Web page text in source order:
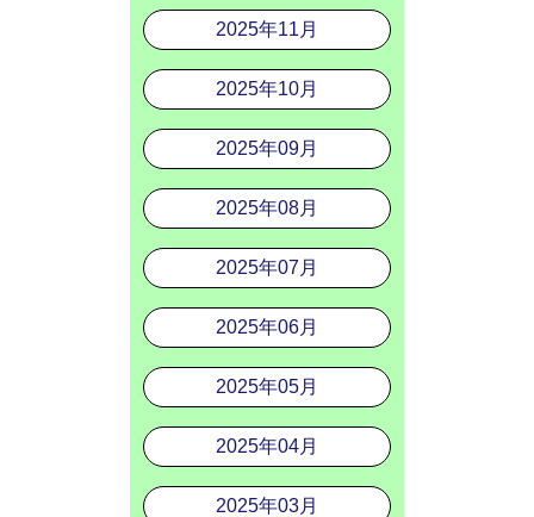
2025年11月
2025年10月
2025年09月
2025年08月
2025年07月
2025年06月
2025年05月
2025年04月
2025年03月